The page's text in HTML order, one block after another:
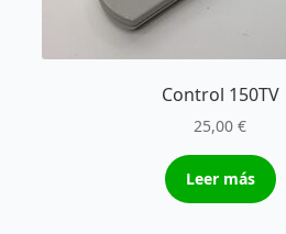
Control 150TV
25,00€
Leer más